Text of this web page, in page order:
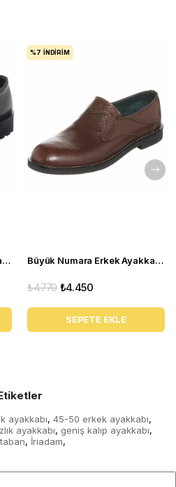
Büyük Numara Erkek Ayakkabı S946 Siyah Deri Büyük Numara Erkek Ayakkabı CS941 Kahve
₺4.450
₺4.770
SEPETE EKLE
%7 İNDIRIM
ayakkabı, 45-50 erkek ayakkabı,
ayakkabı, geniş kalıp ayakkabı,
, İriadam,